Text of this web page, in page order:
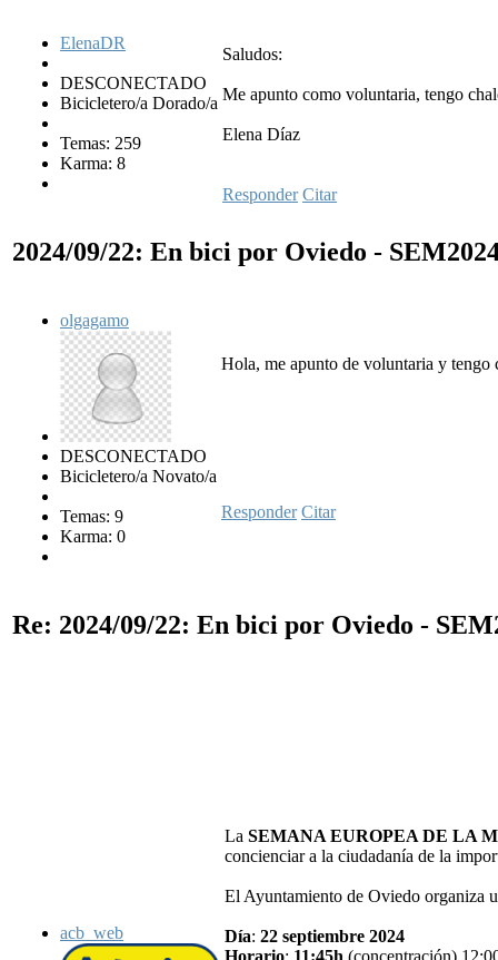
ElenaDR
DESCONECTADO
Bicicletero/a Dorado/a
Temas: 259
Karma: 8
Saludos:
Me apunto como voluntaria, tengo
Elena Díaz
Responder Citar
2024/09/22: En bici por Oviedo -
olgagamo
DESCONECTADO
Bicicletero/a Novato/a
Temas: 9
Karma: 0
Hola, me apunto de voluntaria y tengo
Responder Citar
Re: 2024/09/22: En bici por Oviedo -
acb_web
La SEMANA EUROPEA DE LA
concienciar a la ciudadanía de la
El Ayuntamiento de Oviedo organiza
Día: 22 septiembre 2024
Horario: 11:45h (concentración)